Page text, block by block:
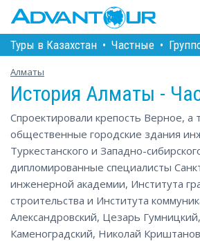
Туры в Казахстан • Частные •
Алматы
История Алматы -
Спроектировали крепость Верное, а
общественные городские здания
Туркестанского и Западно-
дипломированные специалисты
инженерной академии, Института
строительства и Института
Александровский, Цезарь
Каменоградский, Николай